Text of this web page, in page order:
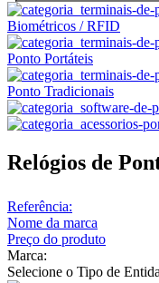
Biométricos / RFID
Ponto Portáteis
Ponto Tradicionais
Relógios de
Referência:
Nome da marca
Preço do produto
Marca:
Selecione o Tipo de